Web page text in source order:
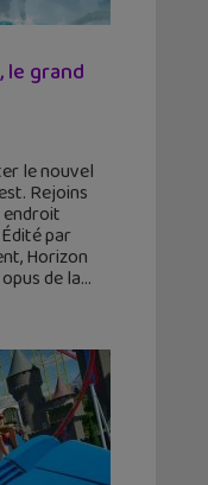
le grand
le nouvel
Rejoins
par
Horizon
de la